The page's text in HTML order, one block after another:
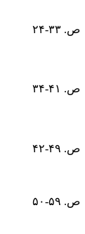
ص. ۳۳-۲۴
ص. ۴۱-۳۴
ص. ۴۹-۴۲
ص. ۵۹-۵۰